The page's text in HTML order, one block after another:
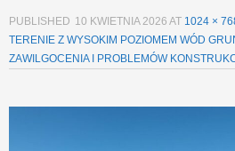
PUBLISHED 10 KWIETNIA 2026 AT 1024 ×
TERENIE Z WYSOKIM POZIOMEM WÓD
ZAWILGOCENIA I PROBLEMÓW